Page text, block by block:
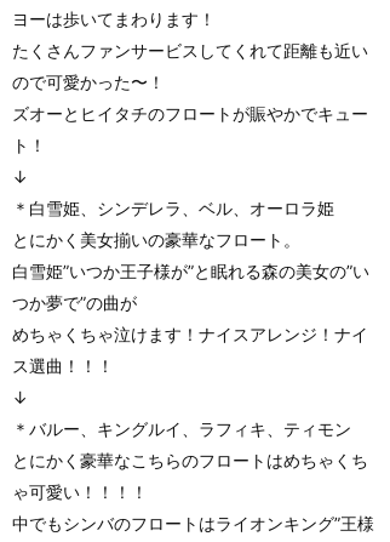
ヨーは歩いてまわります！
たくさんファンサービスしてくれて距離も近い
ので可愛かった〜！
ズオーとヒイタチのフロートが賑やかでキュー
ト！
↓
＊白雪姫、シンデレラ、ベル、オーロラ姫
とにかく美女揃いの豪華なフロート。
白雪姫”いつか王子様が”と眠れる森の美女の”い
つか夢で”の曲が
めちゃくちゃ泣けます！ナイスアレンジ！ナイ
ス選曲！！！
↓
＊バルー、キングルイ、ラフィキ、ティモン
とにかく豪華なこちらのフロートはめちゃくち
ゃ可愛い！！！！
中でもシンバのフロートはライオンキング”王様